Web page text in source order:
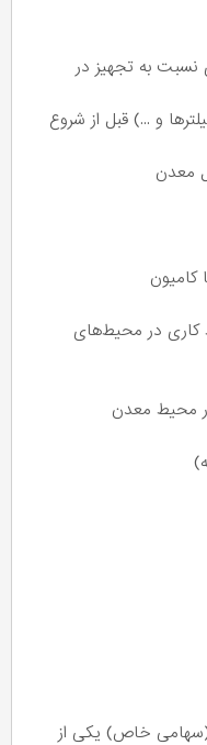
به تجهیز در
و ...) قبل از شروع
معدن
کاری در محیط‌های
محیط معدن
خاص) یکی از